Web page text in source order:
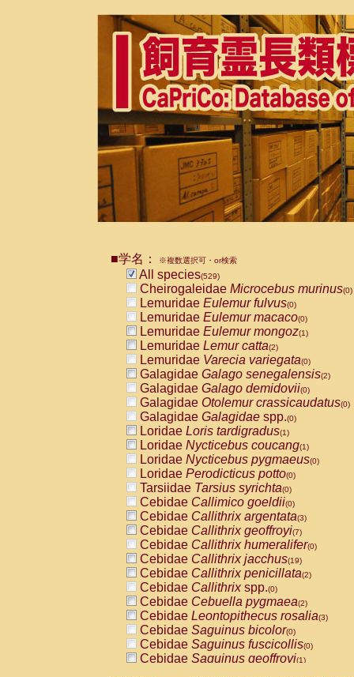
■学名： ※複数選択可・or検索
All species(529)
Cheirogaleidae Microcebus murinus(0)
Lemuridae Eulemur fulvus(0)
Lemuridae Eulemur macaco(0)
Lemuridae Eulemur mongoz(1)
Lemuridae Lemur catta(2)
Lemuridae Varecia variegata(0)
Galagidae Galago senegalensis(2)
Galagidae Galago demidovii(0)
Galagidae Otolemur crassicaudatus(0)
Galagidae Galagidae spp.(0)
Loridae Loris tardigradus(1)
Loridae Nycticebus coucang(1)
Loridae Nycticebus pygmaeus(0)
Loridae Perodicticus potto(0)
Tarsiidae Tarsius syrichta(0)
Cebidae Callimico goeldii(0)
Cebidae Callithrix argentata(3)
Cebidae Callithrix geoffroyi(7)
Cebidae Callithrix humeralifer(0)
Cebidae Callithrix jacchus(19)
Cebidae Callithrix penicillata(2)
Cebidae Callithrixspp.(0)
Cebidae Cebuella pygmaea(2)
Cebidae Leontopithecus rosalia(3)
Cebidae Saguinus bicolor(0)
Cebidae Saguinus fuscicollis(0)
Cebidae Saguinus geoffroyi(1)